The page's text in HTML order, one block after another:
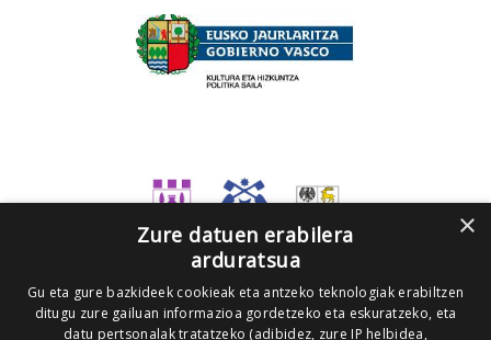
×
Zure datuen erabilera
arduratsua
Gu eta gure bazkideek cookieak eta antzeko teknologiak erabiltzen
ditugu zure gailuan informazioa gordetzeko eta eskuratzeko, eta
datu pertsonalak tratatzeko (adibidez, zure IP helbidea,